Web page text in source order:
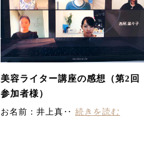
美容ライター講座の感想（第2回
参加者様）
お名前：井上真‥ 続きを読む